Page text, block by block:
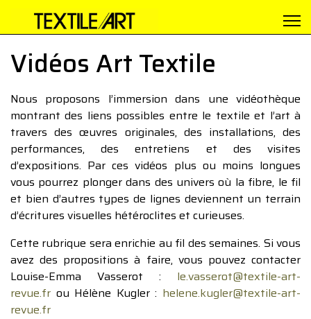
Vidéos Art Textile
Nous proposons l’immersion dans une vidéothèque
montrant des liens possibles entre le textile et l’art à
travers des œuvres originales, des installations, des
performances, des entretiens et des visites
d’expositions. Par ces vidéos plus ou moins longues
vous pourrez plonger dans des univers où la fibre, le fil
et bien d’autres types de lignes deviennent un terrain
d’écritures visuelles hétéroclites et curieuses.
Cette rubrique sera enrichie au fil des semaines. Si vous
avez des propositions à faire, vous pouvez contacter
Louise-Emma Vasserot : le.vasserot@textile-art-
revue.fr ou Hélène Kugler : helene.kugler@textile-art-
revue.fr